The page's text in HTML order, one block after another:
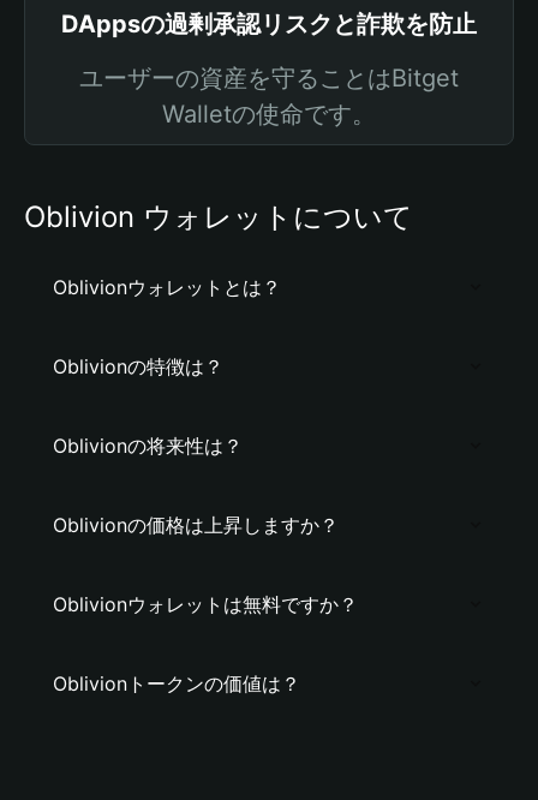
DAppsの過剰承認リスクと詐欺を防止
ユーザーの資産を守ることはBitget
Walletの使命です。
Oblivion ウォレットについて
Oblivionウォレットとは？
Oblivionの特徴は？
Oblivionの将来性は？
Oblivionの価格は上昇しますか？
Oblivionウォレットは無料ですか？
Oblivionトークンの価値は？